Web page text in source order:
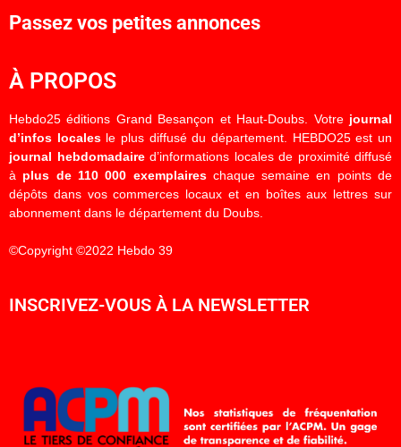
Passez vos petites annonces
À PROPOS
Hebdo25 éditions Grand Besançon et Haut-Doubs. Votre journal
d’infos localesle plus diffusé du département. HEBDO25 est un
journal hebdomadaired’informations locales de proximité diffusé
à plus de 110 000 exemplaireschaque semaine en points de
dépôts dans vos commerces locaux et en boîtes aux lettres sur
abonnement dans le département du Doubs.
©Copyright ©2022 Hebdo 39
INSCRIVEZ-VOUS À LA NEWSLETTER